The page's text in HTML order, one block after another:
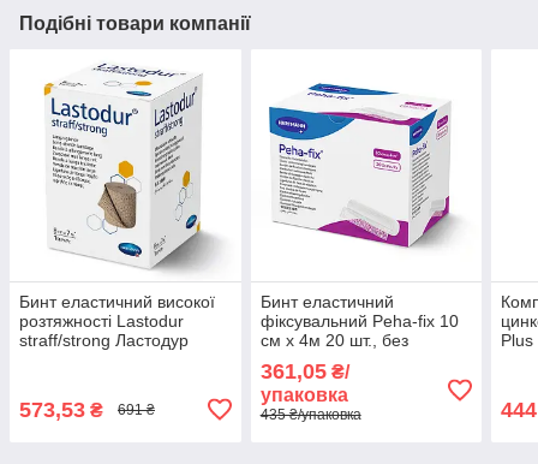
Подібні товари компанії
Бинт еластичний високої
розтяжності Lastodur
straff/strong Ластодур
573,53 ₴ 691 ₴
Бинт еластичний
фіксувальний Peha-fix 10
см х 4м 20 шт., без
паковання
361,05₴/
упаковка
435 ₴/упаковка